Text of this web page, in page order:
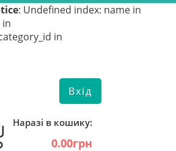
: Undefined index: name in
in
in
Вхід
Наразі в кошику:
0.00грн